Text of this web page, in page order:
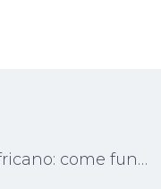
Sistema scolastico sudafricano: come funziona e caratteristiche